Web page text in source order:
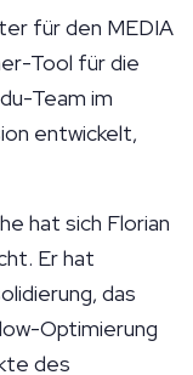
für den MEDIA
Tool für die
Team im
entwickelt,
hat sich Florian
Er hat
das
Optimierung
des